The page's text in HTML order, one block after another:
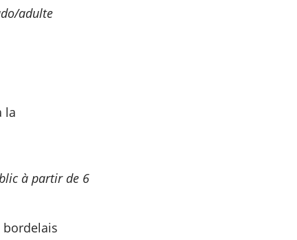
adulte
la
à partir de 6